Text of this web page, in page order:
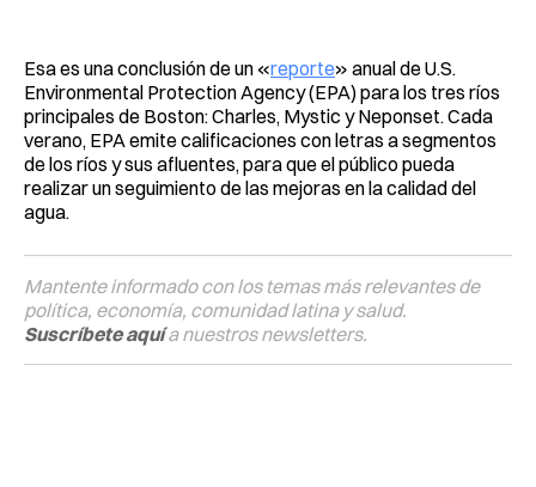
Esa es una conclusión de un «reporte» anual de U.S.
Environmental Protection Agency (EPA) para los tres ríos
principales de Boston: Charles, Mystic y Neponset. Cada
verano, EPA emite calificaciones con letras a segmentos
de los ríos y sus afluentes, para que el público pueda
realizar un seguimiento de las mejoras en la calidad del
agua.
Mantente informado con los temas más relevantes de
política, economía, comunidad latina y salud.
Suscríbete aquía nuestros newsletters.